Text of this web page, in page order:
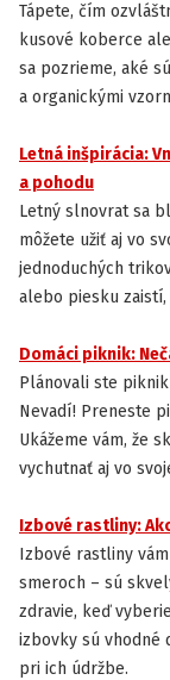
Tápete, čím
kusové koberce
sa pozrieme, aké
a organickými
INŠPIRÁCIA
Letná inšpirácia:
a pohodu
Letný slnovrat sa
môžete užiť aj vo
jednoduchých
alebo piesku
INŠPIRÁCIA
Domáci piknik:
Plánovali ste
Nevadí! Preneste
Ukážeme vám, že
vychutnať aj vo
INŠPIRÁCIA
Izbové rastliny:
Izbové rastliny
smeroch – sú
zdravie, keď
izbovky sú vhodné
pri ich údržbe.